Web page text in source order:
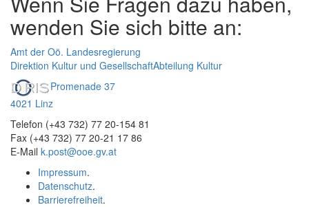
wenden Sie sich bitte an:
Amt der Oö. Landesregierung
Direktion Kultur und GesellschaftAbteilung Kultur
Promenade 37
4021 Linz
Telefon (+43 732) 77 20-154 81
Fax (+43 732) 77 20-21 17 86
E-Mail k.post@ooe.gv.at
Impressum.
Datenschutz.
Barrierefreiheit.